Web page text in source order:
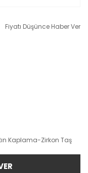
Fiyatı Düşünce Haber Ver
Kaplama-Zirkon Taş